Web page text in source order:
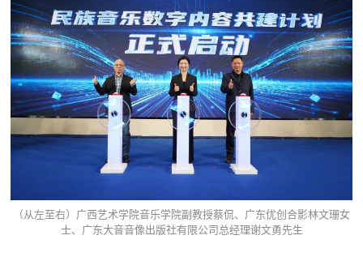
（从左至右）广西艺术学院音乐学院副教授蔡侃、广东优创合影林文珊女
士、广东大音音像出版社有限公司总经理谢文勇先生